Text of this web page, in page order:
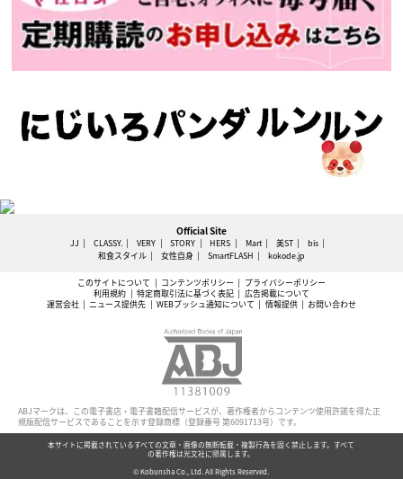
Official Site
JJ CLASSY. VERY STORY HERS Mart 美ST
bis
和食スタイル
女性自身 SmartFLASH kokode.jp
このサイトについて コンテンツポリシー
プライバシーポリシー
利用規約
特定商取引法に基づく表記
広告掲載について
運営会社
ニュース提供先 WEBプッシュ通知について 情報提供 お問い合わせ
ABJマークは、この電子書店・電子書籍配信サービスが、著作権者からコンテンツ使用許諾を得た正
規版配信サービスであることを示す登録商標（登録番号 第6091713号）です。
本サイトに掲載されているすべての文章・画像の無断転載・複製行為を固く禁止します。すべて
の著作権は光文社に帰属します。
© Kobunsha Co., Ltd. All Rights Reserved.